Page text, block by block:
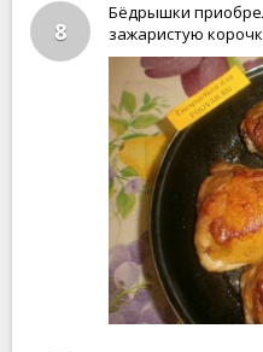
8
Бёдрышки
зажаристую